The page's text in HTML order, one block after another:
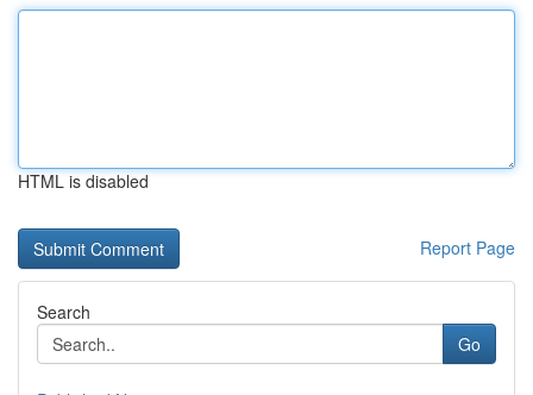
HTML is disabled
Report Page
Search
Go